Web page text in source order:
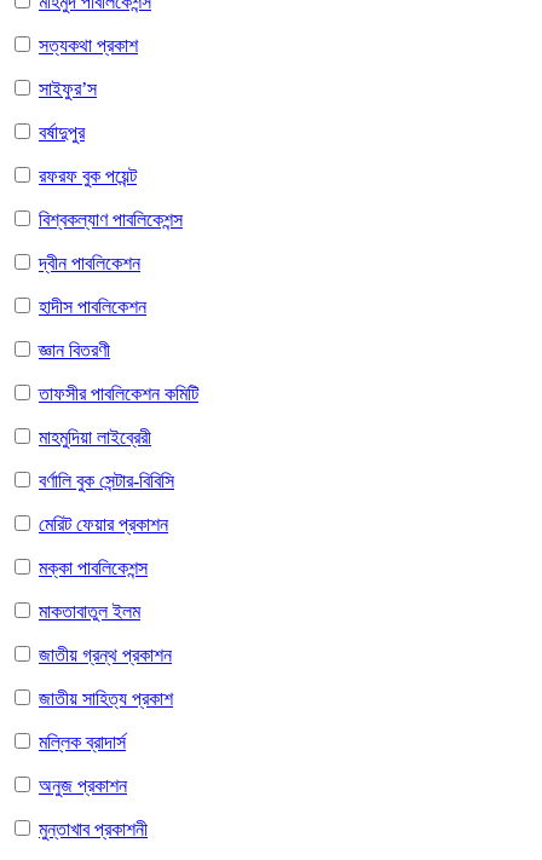
সত্যকথা প্রকাশ
সাইফুর’স
বর্ষাদুপুর
রফরফ বুক পয়েন্ট
বিশ্বকল্যাণ পাবলিকেশন্স
দ্বীন পাবলিকেশন
হাদীস পাবলিকেশন
জ্ঞান বিতরণী
তাফসীর পাবলিকেশন কমিটি
মাহমুদিয়া লাইব্রেরী
বর্ণালি বুক সেন্টার-বিবিসি
মেরিট ফেয়ার প্রকাশন
মক্কা পাবলিকেশন্স
মাকতাবাতুল ইলম
জাতীয় গ্রন্থ প্রকাশন
জাতীয় সাহিত্য প্রকাশ
মল্লিক ব্রাদার্স
অনুজ প্রকাশন
মুন্তাখাব প্রকাশনী